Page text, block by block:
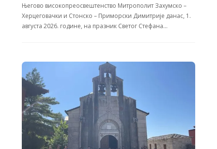
Његово високопреосвештенство Митрополит Захумско –
Херцеговачки и Стонско – Приморски Димитрије данас, 1.
августа 2026. године, на празник Светог Стефана…